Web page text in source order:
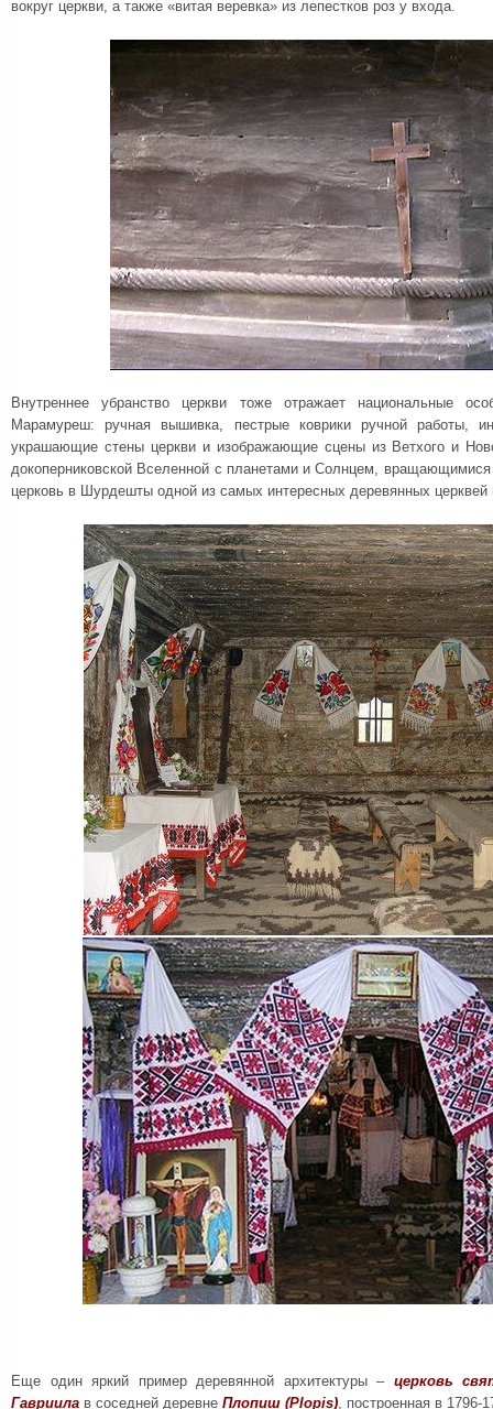
вокруг церкви, а также «витая веревка» из лепестков роз у входа.
Внутреннее убранство церкви тоже отражает национальные
Марамуреш: ручная вышивка, пестрые коврики ручной работы,
украшающие стены церкви и изображающие сцены из Ветхого и
докоперниковской Вселенной с планетами и Солнцем,
церковь в Шурдешты одной из самых интересных деревянных
Еще один яркий пример деревянной архитектуры – церковь
Гавриила в соседней деревне Плопиш (Plopis), построенная в 1796-